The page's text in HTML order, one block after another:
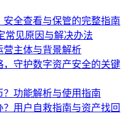
全查看与保管的完整指南
常见原因与解决办法
营主体与背景解析
，守护数字资产安全的关键
？功能解析与使用指南
用户自救指南与资产找回